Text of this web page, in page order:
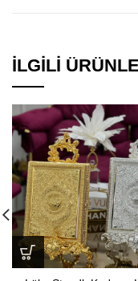
İLGILI